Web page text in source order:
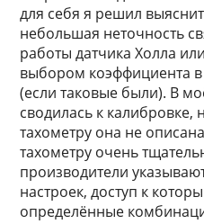
для себя я решил
небольшая неточность
работы датчика Холла
выбором коэффициента в
(если таковые были). В
сводилась к калибровке,
тахометру она не
тахометру очень
производители
настроек, доступ к
определённые